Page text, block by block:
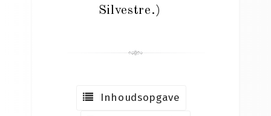
Silvestre.)
Inhoudsopgave